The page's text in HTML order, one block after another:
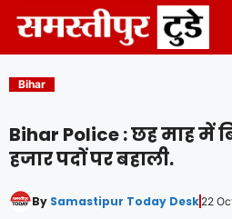
content
Bihar
Bihar Police : छह माह में
हजार पदों पर बहाली.
By Samastipur Today Desk 22